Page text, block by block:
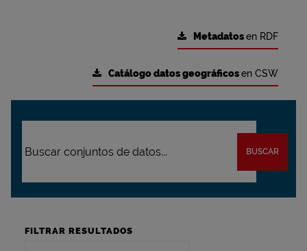
Metadatosen RDF
Catálogo datos geográficosen CSW
BUSCAR
FILTRAR RESULTADOS